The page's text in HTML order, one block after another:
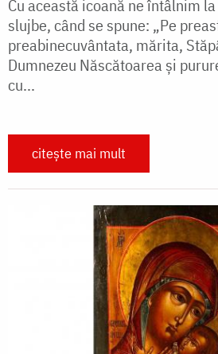
Cu această icoană ne întâlnim
slujbe, când se spune: „Pe
preabinecuvântata, mărita,
Dumnezeu Născătoarea și
cu...
citește mai mult